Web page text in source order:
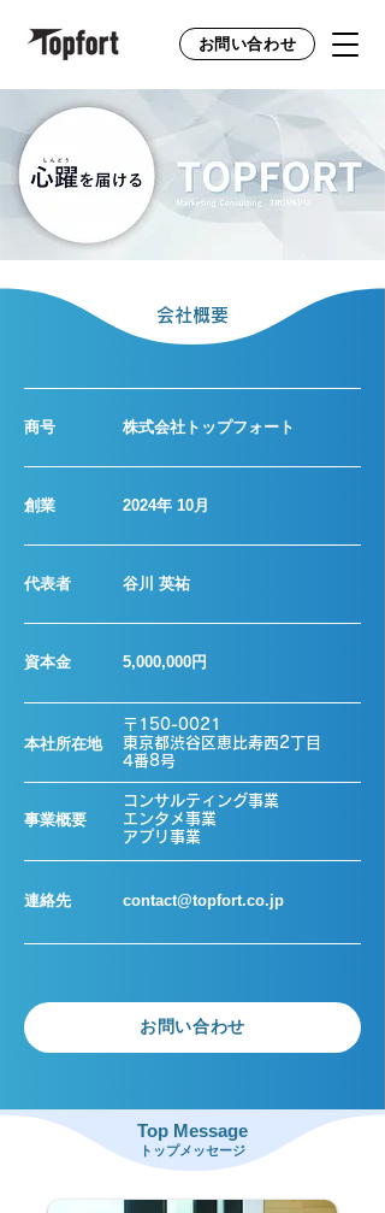
お問い合わせ
​会社概要
​商号 株式会社トップフォート
​創業 2024年 10月
​代表者 ​谷川 英祐
​資本金 5,000,000円
​本社所在地
〒150-0021
​東京都渋谷区恵比寿西2丁目
4番8号
​事業概要
コンサルティング事業
エンタメ事業
​アプリ事業
連絡先 contact@topfort.co.jp
お問い合わせ
​Top Message
​トップメッセージ